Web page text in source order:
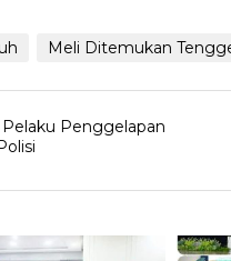
Meli Ditemukan
Penggelapan